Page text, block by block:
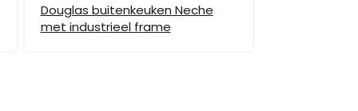
Douglas buitenkeuken Neche
met industrieel frame